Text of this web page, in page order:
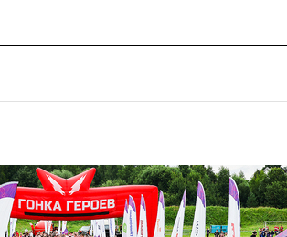
Slovnaft
России не получили визы на
ЧЕ
вчера, 16:16Движение по